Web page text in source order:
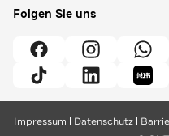
Folgen Sie uns
Impressum Datenschutz